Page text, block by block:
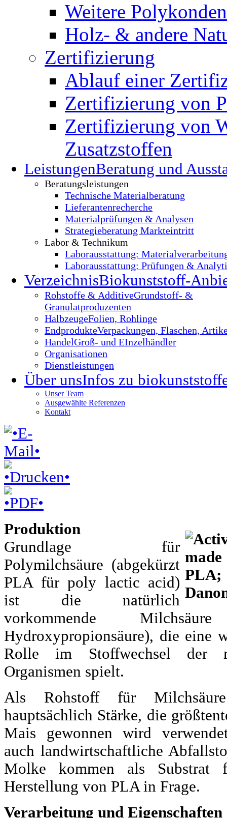
Weitere
Holz- & andere
Zertifizierung
Ablauf einer
Zertifizierung von
Zertifizierung von
Zusatzstoffen
LeistungenBeratung und
Beratungsleistungen
Technische Materialberatung
Lieferantenrecherche
Materialprüfungen & Analysen
Strategieberatung Markteintritt
Labor & Technikum
Laborausstattung:
Laborausstattung: Prüfungen &
VerzeichnisBiokunststoff-
Rohstoffe & AdditiveGrundstoff- &
Granulatproduzenten
HalbzeugeFolien, Rohlinge
EndprodukteVerpackungen, Flaschen,
HandelGroß- und EInzelhändler
Organisationen
Dienstleistungen
Über unsInfos zu
Unser Team
Ausgewählte Referenzen
Kontakt
Produktion
Grundlage für
Polymilchsäure (abgekürzt
PLA für poly lactic acid)
ist die natürlich
vorkommende
Hydroxypropionsäure), die eine
Rolle im Stoffwechsel der
Organismen spielt.
Als Rohstoff für
hauptsächlich Stärke, die
Mais gewonnen wird
auch landwirtschaftliche
Molke kommen als Substrat
Herstellung von PLA in Frage.
Verarbeitung und Eigenschaften